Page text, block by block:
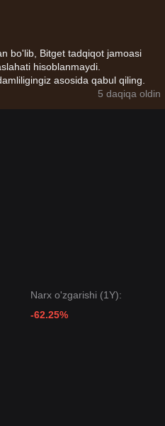
bo'lib, Bitget tadqiqot jamoasi
hisoblanmaydi.
asosida qabul qiling.
5 daqiqa oldin
Narx o'zgarishi (1Y):
-62.25%